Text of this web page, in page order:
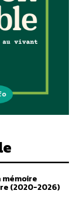
mémoire
(2020-2026)